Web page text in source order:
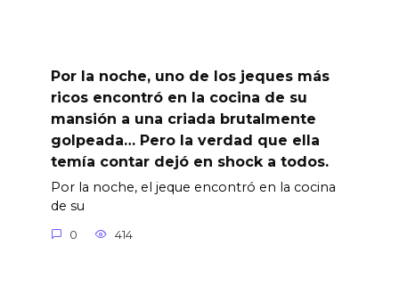
Por la noche, uno de los jeques más
ricos encontró en la cocina de su
mansión a una criada brutalmente
golpeada… Pero la verdad que ella
temía contar dejó en shock a todos.
Por la noche, el jeque encontró en la cocina
de su
0 414